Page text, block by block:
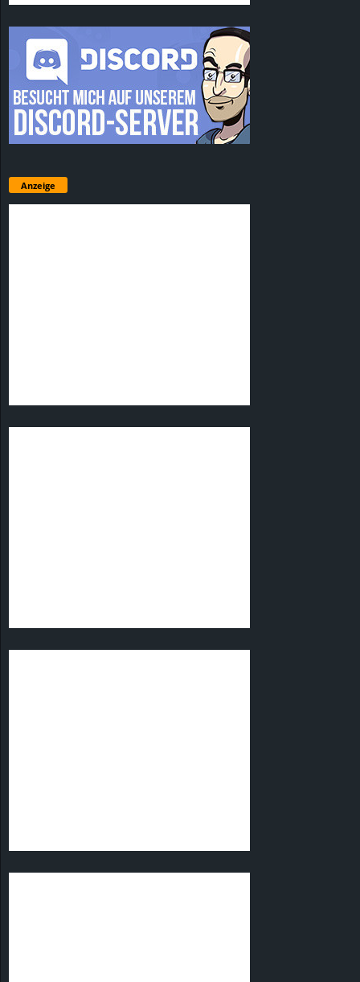
Anzeige